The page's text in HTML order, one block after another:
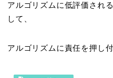
アルゴリズムに低評価され
して、
アルゴリズムに責任を押し